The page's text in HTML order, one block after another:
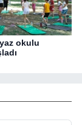
okulu